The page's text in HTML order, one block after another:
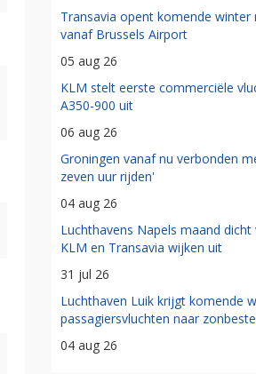
Transavia opent komende winter
vanaf Brussels Airport
05 aug 26
KLM stelt eerste commerciële
A350-900 uit
06 aug 26
Groningen vanaf nu verbonden
zeven uur rijden'
04 aug 26
Luchthavens Napels maand
KLM en Transavia wijken uit
31 jul 26
Luchthaven Luik krijgt komende
passagiersvluchten naar
04 aug 26